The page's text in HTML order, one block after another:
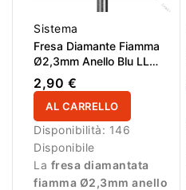
Sistema
Fresa Diamante Fiamma
Ø2,3mm Anello Blu LL
8,0mm
2,90 €
AL CARRELLO
Disponibilità: 146
Disponibile
La fresa diamantata
fiamma Ø2,3mm anello